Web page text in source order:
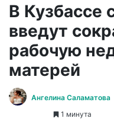
В Кузбассе
введут
рабочую
матерей
Ангелина Саламатова
1 минута